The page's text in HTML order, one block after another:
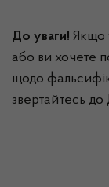
До уваги! Якщо
або ви хочете
щодо
звертайтесь